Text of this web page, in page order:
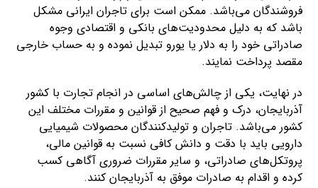
فروشندگان می‌باشد. ممکن است برای تاجران ایرانی مشکل
باشد که به دلیل محدودیت‌های بانکی و اقتصادی وجوه
صادراتی خود را به دلار یا یورو تبدیل نموده و به حساب خارجی
مقصد پرداخت نمایند.
در نهایت، یکی از چالش‌های اساسی در انجام تجارت با کشور
آذربایجان، درک و فهم صحیح از قوانین و مقررات مختلف این
کشور می‌باشد. تاجران و تولیدکنندگان محصولات شیمیایی
دارویی باید با دقت و دانش کافی نسبت به قوانین مالی،
پروتکل‌های صادراتی، و سایر مقررات ضروری آگاهی کسب
کرده و اقدام به صادرات موفق به آذربایجان کنند.